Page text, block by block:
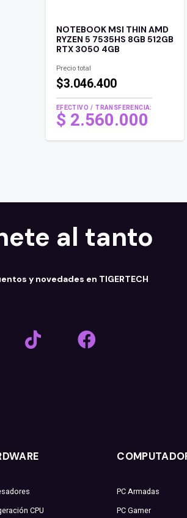
NOTEBOOK MSI THIN AMD
RYZEN 5 7535HS 8GB 512GB
RTX 3050 4GB
Precio total
$3.046.400
EFECTIVO / TRANSFERENCIA:
$ 2.560.000
al tanto
y novedades en TIGERTECH
CPU
PC Armadas
PC Gamer